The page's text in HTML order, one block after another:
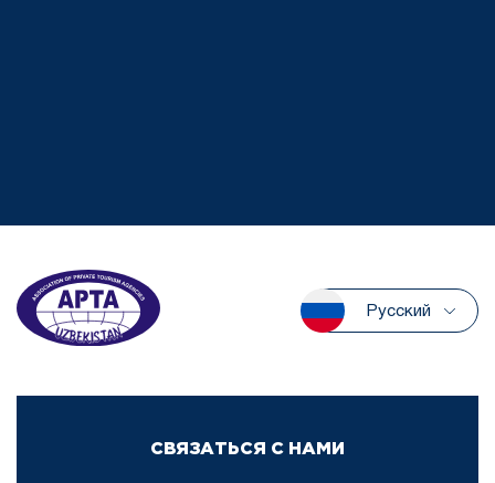
Русский
СВЯЗАТЬСЯ С НАМИ